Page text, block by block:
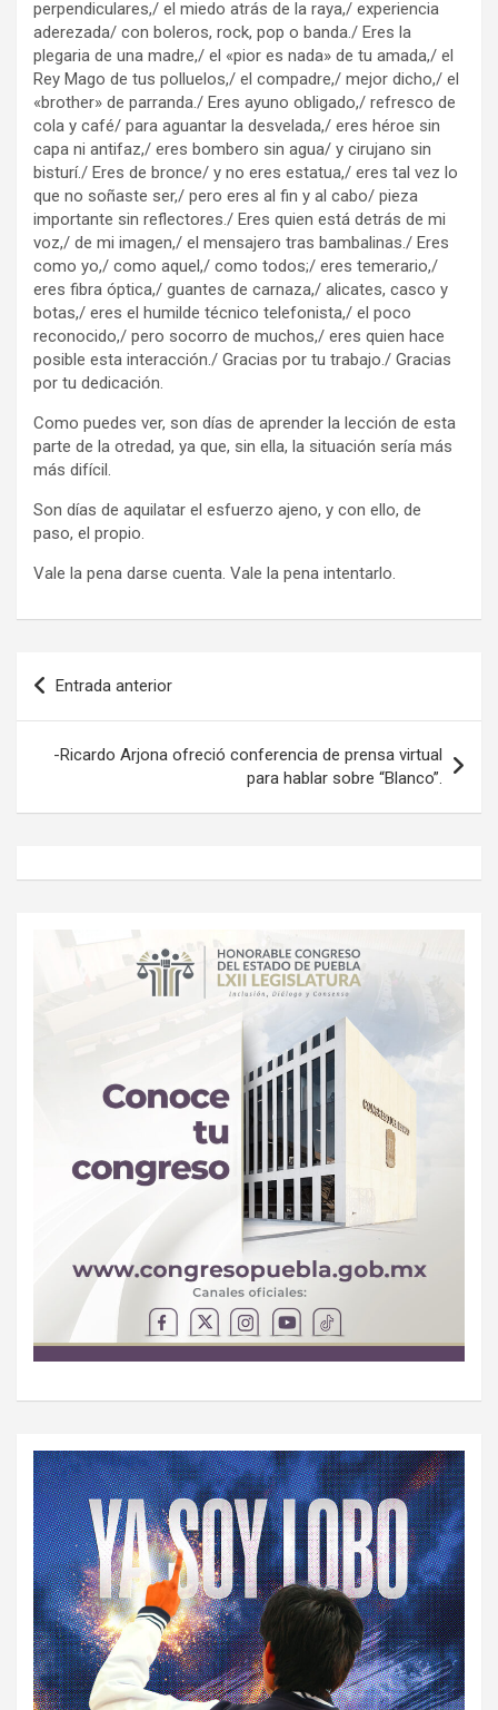
perpendiculares,/ el miedo atrás de la raya,/ experiencia
aderezada/ con boleros, rock, pop o banda./ Eres la
plegaria de una madre,/ el «pior es nada» de tu amada,/ el
Rey Mago de tus polluelos,/ el compadre,/ mejor dicho,/ el
«brother» de parranda./ Eres ayuno obligado,/ refresco de
cola y café/ para aguantar la desvelada,/ eres héroe sin
capa ni antifaz,/ eres bombero sin agua/ y cirujano sin
bisturí./ Eres de bronce/ y no eres estatua,/ eres tal vez lo
que no soñaste ser,/ pero eres al fin y al cabo/ pieza
importante sin reflectores./ Eres quien está detrás de mi
voz,/ de mi imagen,/ el mensajero tras bambalinas./ Eres
como yo,/ como aquel,/ como todos;/ eres temerario,/
eres fibra óptica,/ guantes de carnaza,/ alicates, casco y
botas,/ eres el humilde técnico telefonista,/ el poco
reconocido,/ pero socorro de muchos,/ eres quien hace
posible esta interacción./ Gracias por tu trabajo./ Gracias
por tu dedicación.
Como puedes ver, son días de aprender la lección de esta
parte de la otredad, ya que, sin ella, la situación sería más
más difícil.
Son días de aquilatar el esfuerzo ajeno, y con ello, de
paso, el propio.
Vale la pena darse cuenta. Vale la pena intentarlo.
Navegación
de
entradas
Entrada anterior
-Ricardo Arjona ofreció conferencia de prensa virtual
para hablar sobre “Blanco”.